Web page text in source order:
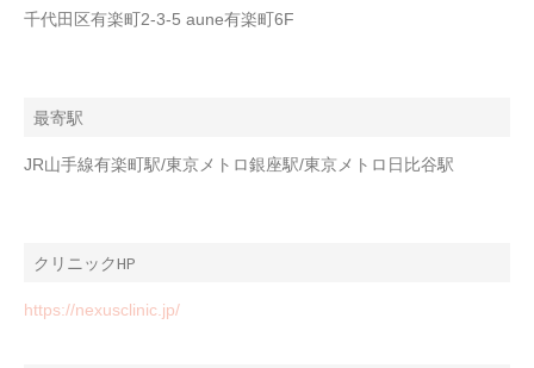
千代田区有楽町2-3-5 aune有楽町6F
最寄駅
JR山手線有楽町駅/東京メトロ銀座駅/東京メトロ日比谷駅
クリニックHP
https://nexusclinic.jp/